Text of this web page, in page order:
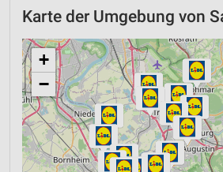
Karte der Umgebung von
+
−